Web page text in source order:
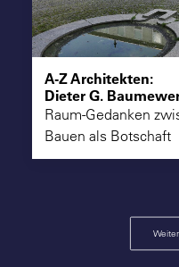
A-Z Architekten:
Dieter G.
Raum-Gedanken
Bauen als Botschaft